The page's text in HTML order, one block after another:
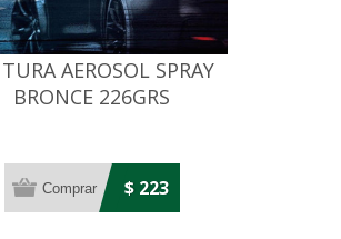
AEROSOL SPRAY
BRONCE 226GRS
$ 223